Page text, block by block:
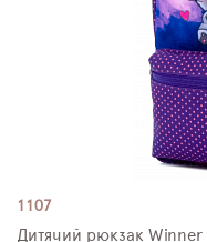
1107